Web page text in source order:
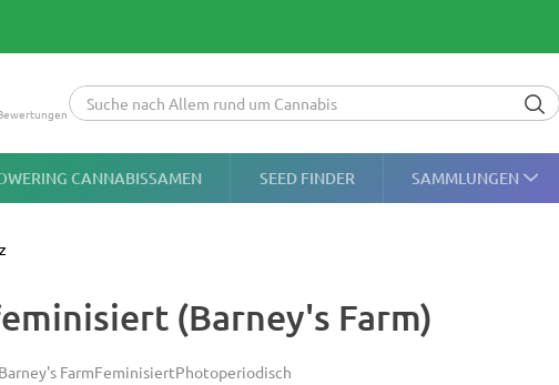
CANNABISSAMEN SEED FINDER SAMMLUNGEN
(Barney's Farm)
Barney's FarmFeminisiertPhotoperiodisch